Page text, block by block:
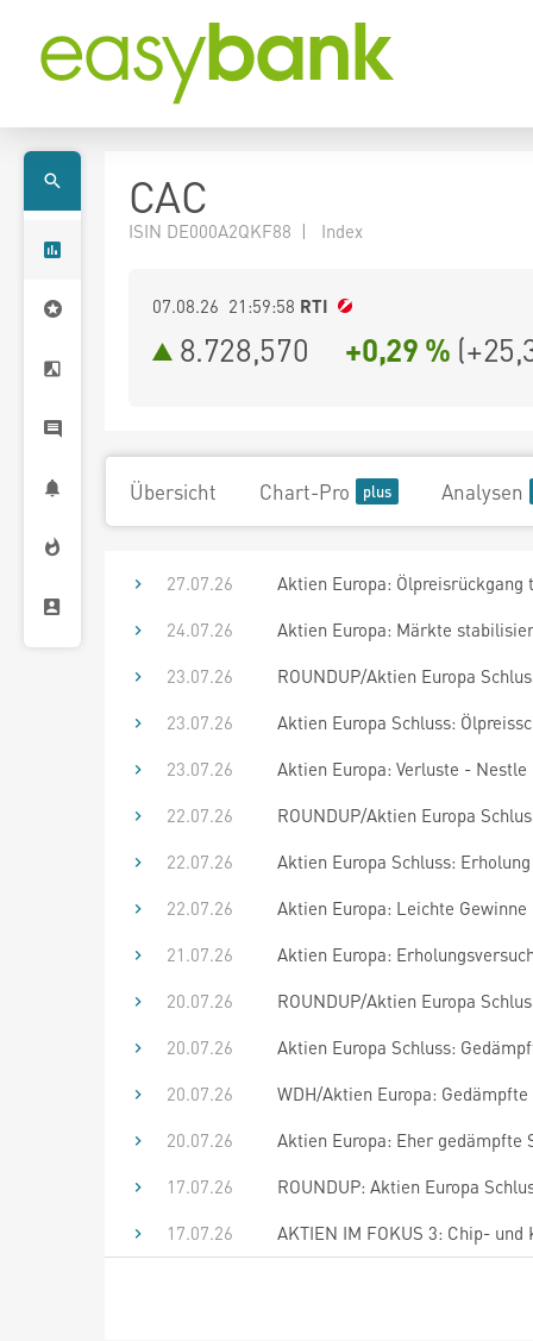
CAC
ISIN DE000A2QKF88 | Index
07.08.26 21:59:58 RTI
8.728,570 +0,29 % (
Übersicht Chart-Pro Analysen
27.07.26
Aktien Europa:
24.07.26
Aktien Europa: Märkte
23.07.26
ROUNDUP/Aktien Europa
23.07.26
Aktien Europa Schluss:
23.07.26
Aktien Europa: Verluste -
22.07.26
ROUNDUP/Aktien Europa
22.07.26
Aktien Europa Schluss:
22.07.26
Aktien Europa: Leichte
21.07.26
Aktien Europa:
20.07.26
ROUNDUP/Aktien Europa
20.07.26
Aktien Europa Schluss:
20.07.26
WDH/Aktien Europa:
20.07.26
Aktien Europa: Eher gedämpfte
17.07.26
ROUNDUP: Aktien Europa
17.07.26
AKTIEN IM FOKUS 3: Chip-